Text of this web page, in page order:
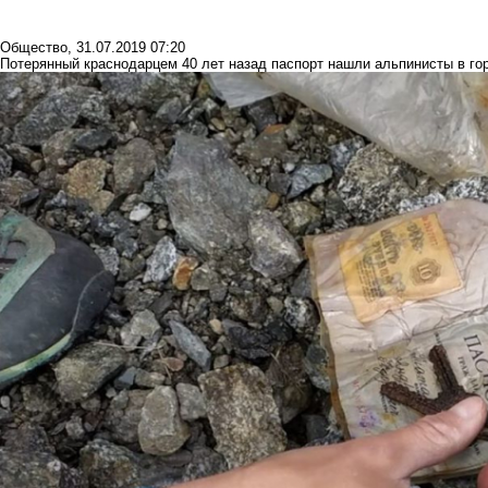
Общество, 31.07.2019 07:20
Потерянный краснодарцем 40 лет назад паспорт нашли альпинисты в